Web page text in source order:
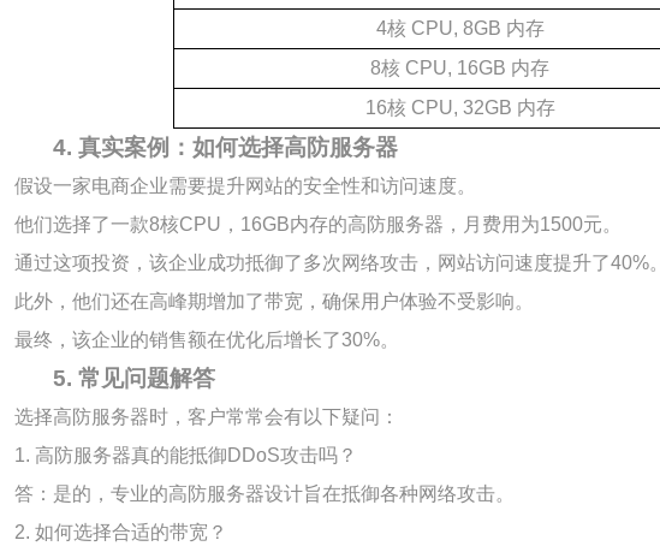
4核 CPU, 8GB 内存
8核 CPU, 16GB 内存
16核 CPU, 32GB 内存
4. 真实案例：如何选择高防服务器
假设一家电商企业需要提升网站的安全性和访问速度。
他们选择了一款8核CPU，16GB内存的高防服务器，月费用为1500元。
通过这项投资，该企业成功抵御了多次网络攻击，网站访问速度提升了40%。
此外，他们还在高峰期增加了带宽，确保用户体验不受影响。
最终，该企业的销售额在优化后增长了30%。
5. 常见问题解答
选择高防服务器时，客户常常会有以下疑问：
1. 高防服务器真的能抵御DDoS攻击吗？
答：是的，专业的高防服务器设计旨在抵御各种网络攻击。
2. 如何选择合适的带宽？